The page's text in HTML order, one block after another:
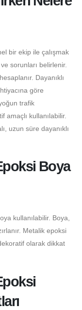
bir ekip ile çalışmak
sorunları belirlenir.
Dayanıklı
göre
trafik
amaçlı kullanılabilir.
uzun süre dayanıklı
Boya
kullanılabilir. Boya,
Metalik epoksi
olarak dikkat